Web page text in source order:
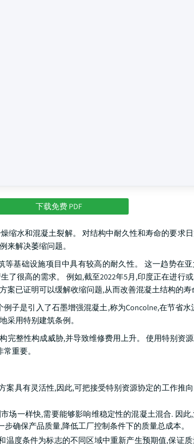
下载免费 PDF
缩水和混凝土裂解。 对结构中耐久性和寿命的要求
来解决萎缩问题。
基础设施项目中具有较高的耐久性。 这一趋势在
了很高的需求。 例如,截至2022年5月,印度正在进行
案已证明可以缓解收缩问题,从而改善混凝土结构的
子是引入了石墨增强混凝土,称为Concolne,在节省
采用特别建筑条例。
完整性构成威胁,并导致维修费用上升。 使用特别资
重要。
具有灵活性,因此,可把接受特别资源协定的工作推
场一样快,需要能够影响维稳定性的混凝土混合. 因此
确保产品质量,降低工厂控制条件下的质量总成本。
度条件为标志的不同区域中重新产生预期值,保证质